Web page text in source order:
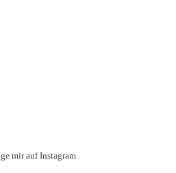
mir auf Instagram